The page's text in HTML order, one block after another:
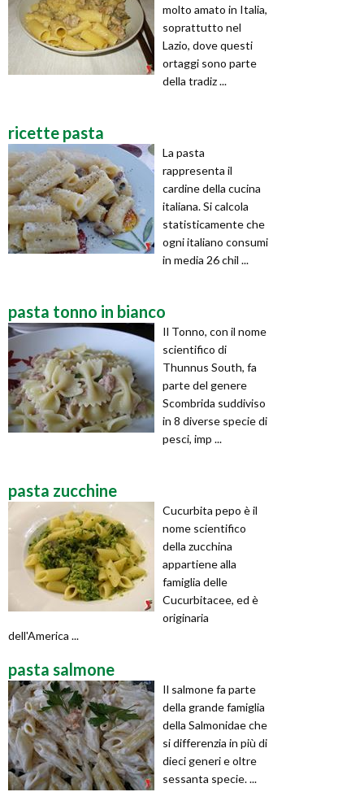
molto amato in Italia,
soprattutto nel
Lazio, dove questi
ortaggi sono parte
della tradiz ...
ricette pasta
La pasta
rappresenta il
cardine della cucina
italiana. Si calcola
statisticamente che
ogni italiano consumi
in media 26 chil ...
pasta tonno in bianco
Il Tonno, con il nome
scientifico di
Thunnus South, fa
parte del genere
Scombrida suddiviso
in 8 diverse specie di
pesci, imp ...
pasta zucchine
Cucurbita pepo è il
nome scientifico
della zucchina
appartiene alla
famiglia delle
Cucurbitacee, ed è
originaria
dell'America ...
pasta salmone
Il salmone fa parte
della grande famiglia
della Salmonidae che
si differenzia in più di
dieci generi e oltre
sessanta specie. ...